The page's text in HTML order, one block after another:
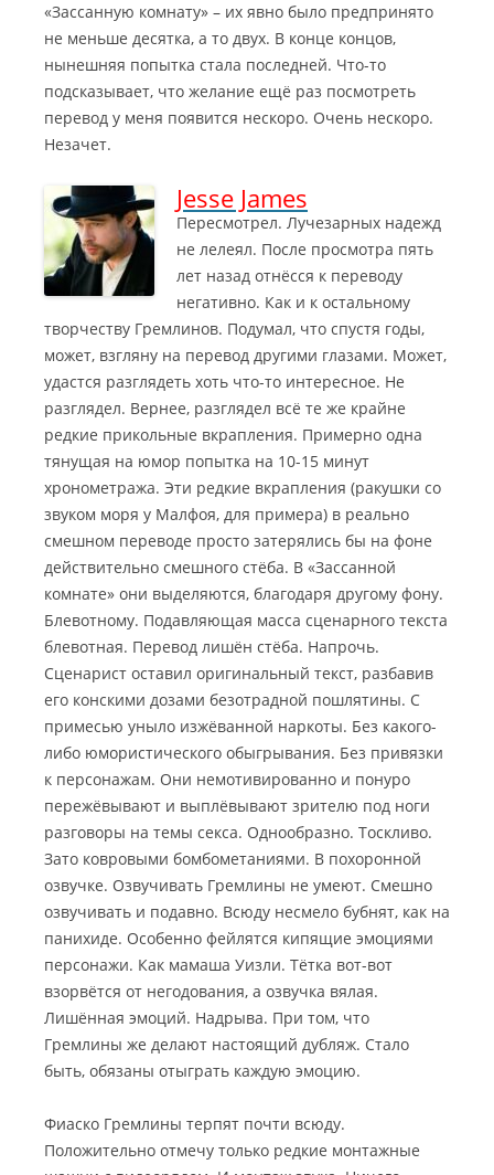
«Зассанную комнату» – их явно было предпринято
не меньше десятка, а то двух. В конце концов,
нынешняя попытка стала последней. Что-то
подсказывает, что желание ещё раз посмотреть
перевод у меня появится нескоро. Очень нескоро.
Незачет.
Jesse James
Пересмотрел. Лучезарных надежд
не лелеял. После просмотра пять
лет назад отнёсся к переводу
негативно. Как и к остальному
творчеству Гремлинов. Подумал, что спустя годы,
может, взгляну на перевод другими глазами. Может,
удастся разглядеть хоть что-то интересное. Не
разглядел. Вернее, разглядел всё те же крайне
редкие прикольные вкрапления. Примерно одна
тянущая на юмор попытка на 10-15 минут
хронометража. Эти редкие вкрапления (ракушки со
звуком моря у Малфоя, для примера) в реально
смешном переводе просто затерялись бы на фоне
действительно смешного стёба. В «Зассанной
комнате» они выделяются, благодаря другому фону.
Блевотному. Подавляющая масса сценарного текста
блевотная. Перевод лишён стёба. Напрочь.
Сценарист оставил оригинальный текст, разбавив
его конскими дозами безотрадной пошлятины. С
примесью уныло изжёванной наркоты. Без какого-
либо юмористического обыгрывания. Без привязки
к персонажам. Они немотивированно и понуро
пережёвывают и выплёвывают зрителю под ноги
разговоры на темы секса. Однообразно. Тоскливо.
Зато ковровыми бомбометаниями. В похоронной
озвучке. Озвучивать Гремлины не умеют. Смешно
озвучивать и подавно. Всюду несмело бубнят, как на
панихиде. Особенно фейлятся кипящие эмоциями
персонажи. Как мамаша Уизли. Тётка вот-вот
взорвётся от негодования, а озвучка вялая.
Лишённая эмоций. Надрыва. При том, что
Гремлины же делают настоящий дубляж. Стало
быть, обязаны отыграть каждую эмоцию.
Фиаско Гремлины терпят почти всюду.
Положительно отмечу только редкие монтажные